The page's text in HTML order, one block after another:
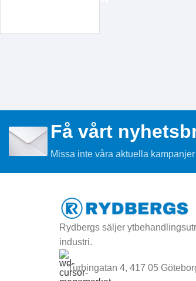
Få vårt
Missa inte våra aktuella kampanjer
Rydbergs säljer
industri.
Turbingatan 4, 417 05